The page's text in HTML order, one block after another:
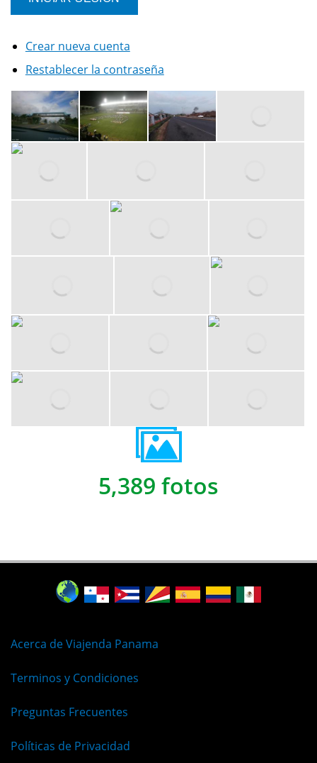
Crear nueva cuenta
Restablecer la contraseña
5,389 fotos
Acerca de Viajenda Panama
Terminos y Condiciones
Preguntas Frecuentes
Políticas de Privacidad